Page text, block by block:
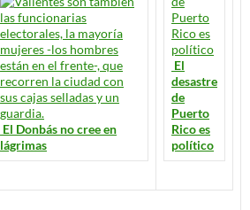
El Donbás no cree en
lágrimas
El
desastre
de
Puerto
Rico es
político